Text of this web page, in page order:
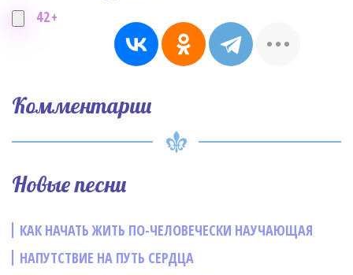
42+
Комментарии
Новые песни
КАК НАЧАТЬ ЖИТЬ ПО-ЧЕЛОВЕЧЕСКИ НАУЧАЮЩАЯ
НАПУТСТВИЕ НА ПУТЬ СЕРДЦА